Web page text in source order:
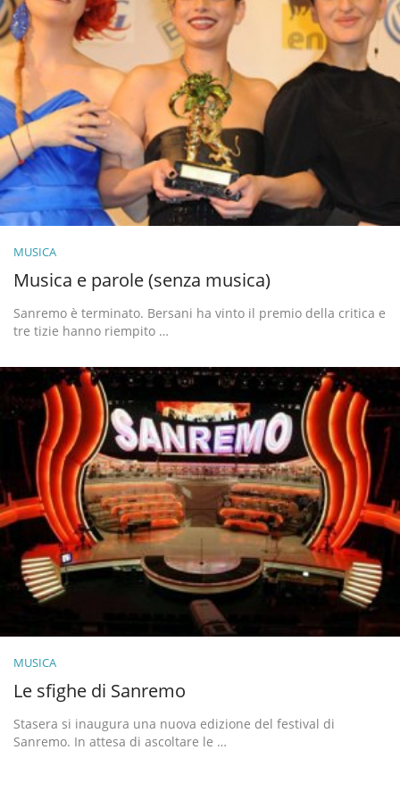
MUSICA
Musica e parole (senza musica)
Sanremo è terminato. Bersani ha vinto il premio della critica e
tre tizie hanno riempito …
MUSICA
Le sfighe di Sanremo
Stasera si inaugura una nuova edizione del festival di
Sanremo. In attesa di ascoltare le …